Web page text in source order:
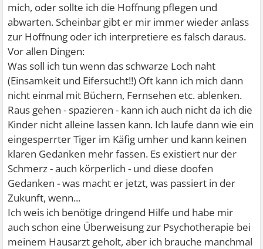
mich, oder sollte ich die Hoffnung pflegen und
abwarten. Scheinbar gibt er mir immer wieder anlass
zur Hoffnung oder ich interpretiere es falsch daraus.
Vor allen Dingen:
Was soll ich tun wenn das schwarze Loch naht
(Einsamkeit und Eifersucht!!) Oft kann ich mich dann
nicht einmal mit Büchern, Fernsehen etc. ablenken.
Raus gehen - spazieren - kann ich auch nicht da ich die
Kinder nicht alleine lassen kann. Ich laufe dann wie ein
eingesperrter Tiger im Käfig umher und kann keinen
klaren Gedanken mehr fassen. Es existiert nur der
Schmerz - auch körperlich - und diese doofen
Gedanken - was macht er jetzt, was passiert in der
Zukunft, wenn...
Ich weis ich benötige dringend Hilfe und habe mir
auch schon eine Überweisung zur Psychotherapie bei
meinem Hausarzt geholt, aber ich brauche manchmal